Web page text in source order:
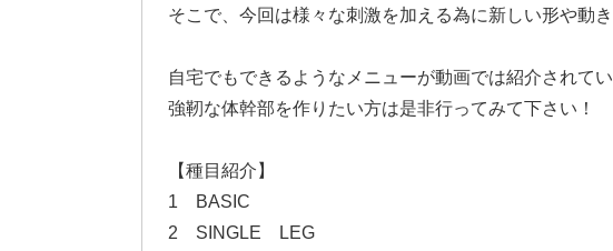
そこで、今回は様々な刺激を加える為に新しい形や動
自宅でもできるようなメニューが動画では紹介されてい
強靭な体幹部を作りたい方は是非行ってみて下さい！
【種目紹介】
1 BASIC
2 SINGLE LEG